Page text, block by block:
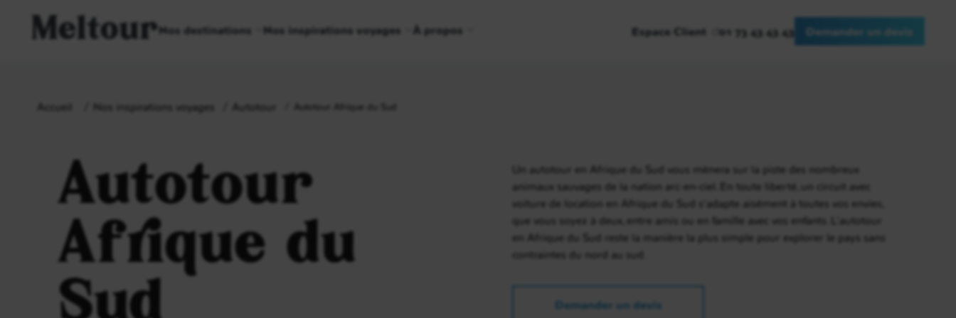
MeltourNos destinations Nos inspirations voyages À propos Espace Client 01 73 43 43 43 Demander un devis
Accueil Nos inspirations voyages Autotour Autotour Afrique du Sud
Autotour
Afrique du
Un autotour en Afrique du Sud vous mènera sur la piste des nombreux
animaux sauvages de la nation arc-en-ciel. En toute liberté, un circuit avec
voiture de location en Afrique du Sud s’adapte aisément à toutes vos envies,
que vous soyez à deux, entre amis ou en famille avec vos enfants. L’autotour
en Afrique du Sud reste la manière la plus simple pour explorer le pays sans
contraintes du nord au sud.
Demander un devis